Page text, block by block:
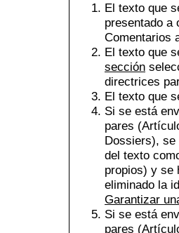
El texto que
presentado a
Comentarios
El texto que
sección
directrices
El texto que
Si se está
pares
Dossiers), se
del texto
propios) y se
eliminado la
Garantizar
Si se está
pares